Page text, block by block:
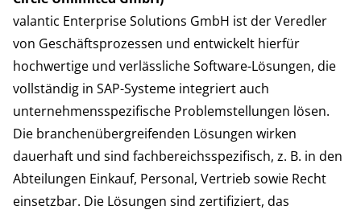
valantic Enterprise Solutions GmbH ist der Veredler
von Geschäftsprozessen und entwickelt hierfür
hochwertige und verlässliche Software-Lösungen, die
vollständig in SAP-Systeme integriert auch
unternehmensspezifische Problemstellungen lösen.
Die branchenübergreifenden Lösungen wirken
dauerhaft und sind fachbereichsspezifisch, z. B. in den
Abteilungen Einkauf, Personal, Vertrieb sowie Recht
einsetzbar. Die Lösungen sind zertifiziert, das